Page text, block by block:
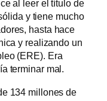
al leer el título de
y tiene mucho
hasta hace
y realizando un
(ERE). Era
terminar mal.
134 millones de